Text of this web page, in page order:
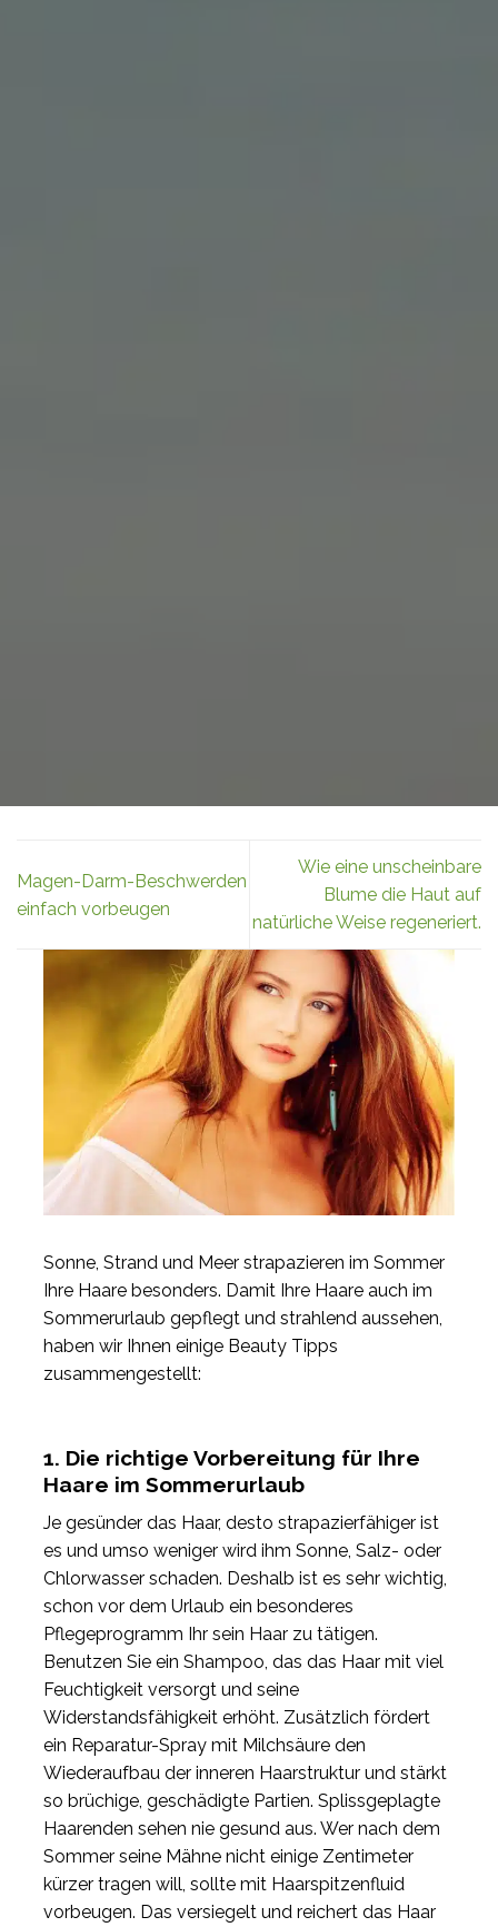
Sonne, Strand und Meer strapazieren im Sommer
Ihre Haare besonders. Damit Ihre Haare auch im
Sommerurlaub gepflegt und strahlend aussehen,
haben wir Ihnen einige Beauty Tipps
zusammengestellt:
1. Die richtige Vorbereitung für Ihre
Haare im Sommerurlaub
Je gesünder das Haar, desto strapazierfähiger ist
es und umso weniger wird ihm Sonne, Salz- oder
Chlorwasser schaden. Deshalb ist es sehr wichtig,
schon vor dem Urlaub ein besonderes
Pflegeprogramm Ihr sein Haar zu tätigen.
Benutzen Sie ein Shampoo, das das Haar mit viel
Feuchtigkeit versorgt und seine
Widerstandsfähigkeit erhöht. Zusätzlich fördert
ein Reparatur-Spray mit Milchsäure den
Wiederaufbau der inneren Haarstruktur und stärkt
so brüchige, geschädigte Partien. Splissgeplagte
Haarenden sehen nie gesund aus. Wer nach dem
Sommer seine Mähne nicht einige Zentimeter
kürzer tragen will, sollte mit Haarspitzenfluid
vorbeugen. Das versiegelt und reichert das Haar
Magen-Darm-Beschwerden
einfach vorbeugen
Wie eine unscheinbare
Blume die Haut auf
natürliche Weise regeneriert.